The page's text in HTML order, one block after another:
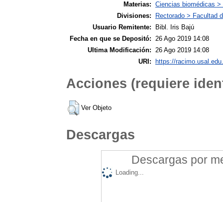
Materias: Ciencias biomédicas
Divisiones:
Rectorado > Facultad
Usuario Remitente:
Bibl. Iris Bajú
Fecha en que se Depositó: 26 Ago 2019 14:08
Ultima Modificación: 26 Ago 2019 14:08
URI:
https://
Acciones (requiere
Ver Objeto
Descargas
Descargas por
Loading...